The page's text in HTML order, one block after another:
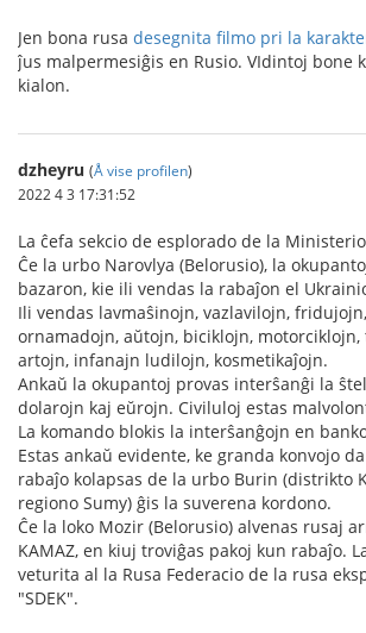
Jen bona rusa desegnita filmo pri la
ĵus malpermesiĝis en Rusio. VIdintoj bone
kialon.
dzheyru (Å vise profilen)
2022 4 3 17:31:52
La ĉefa sekcio de esplorado de la
Ĉe la urbo Narovlya (Belorusio), la
bazaron, kie ili vendas la rabaĵon el
Ili vendas lavmaŝinojn, vazlavilojn,
ornamadojn, aŭtojn, biciklojn,
artojn, infanajn ludilojn, kosmetikaĵojn.
Ankaŭ la okupantoj provas interŝanĝi la
dolarojn kaj eŭrojn. Civiluloj estas
La komando blokis la interŝanĝojn en
Estas ankaŭ evidente, ke granda konvojo
rabaĵo kolapsas de la urbo Burin (distrikto
regiono Sumy) ĝis la suverena kordono.
Ĉe la loko Mozir (Belorusio) alvenas rusaj
KAMAZ, en kiuj troviĝas pakoj kun rabaĵo.
veturita al la Rusa Federacio de la rusa
"SDEK".